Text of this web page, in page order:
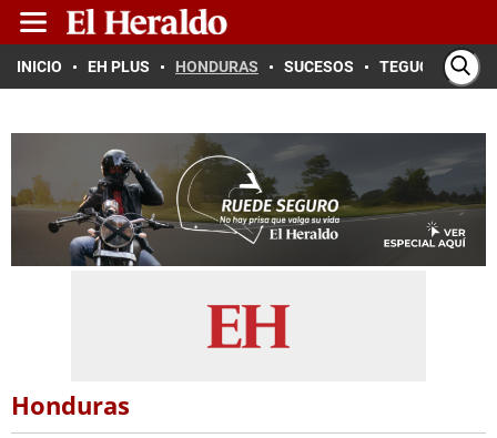
INICIO EH PLUS HONDURAS SUCESOS TEGUCIGALPA
Honduras